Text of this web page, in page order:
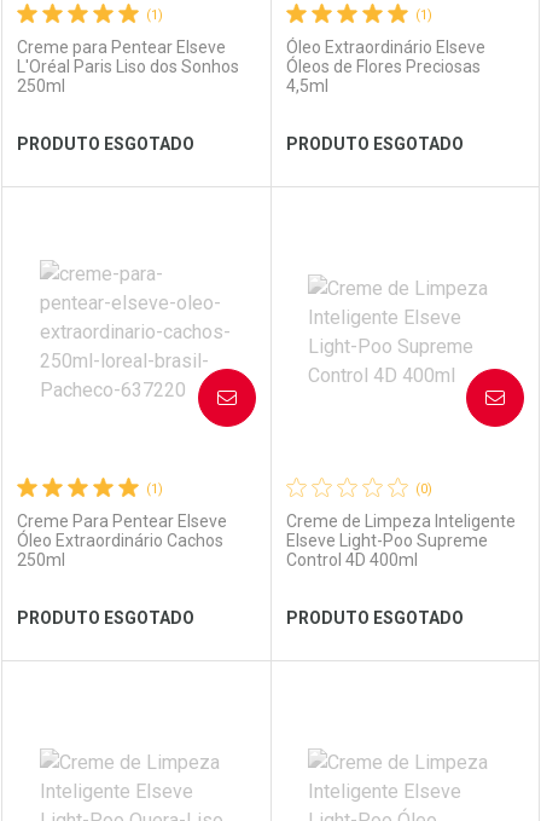
Ver Desconto Convênio Ver Desconto Convênio
(1)
Creme para Pentear Elseve
L'Oréal Paris Liso dos Sonhos
250ml
PRODUTO ESGOTADO
Laboratório
Ver Desconto Convênio
Por Menos
(1)
Óleo Extraordinário Elseve
Óleos de Flores Preciosas
4,5ml
PRODUTO ESGOTADO
Laboratório
Ver Desconto Convênio
Por Menos
(1)
Creme Para Pentear Elseve
Óleo Extraordinário Cachos
250ml
PRODUTO ESGOTADO
AVISE-ME
Laboratório
Por Menos
(0)
Creme de Limpeza Inteligente
Elseve Light-Poo Supreme
Control 4D 400ml
PRODUTO ESGOTADO
AVISE-ME
Laboratório
Por Menos